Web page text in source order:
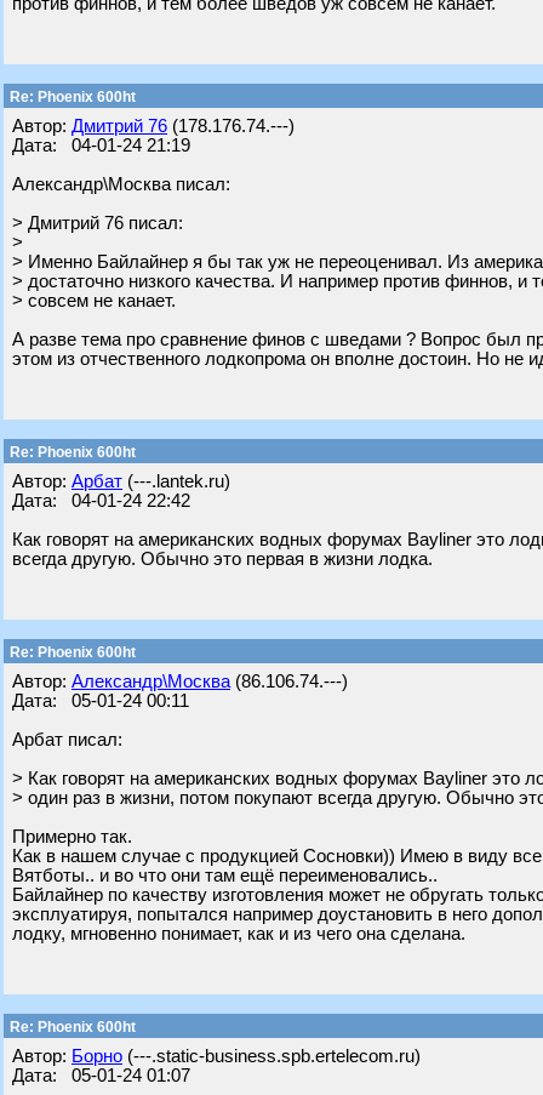
Re: Phoenix 600ht
Автор: Дмитрий 76 (178.176.74.---)
Дата: 04-01-24 21:19
Александр\Москва писал:
> Дмитрий 76 писал:
>
> Именно Байлайнер я бы так уж не переоценивал. Из
> достаточно низкого качества. И например против финнов,
> совсем не канает.
А разве тема про сравнение финов с шведами ? Вопрос был
этом из отчественного лодкопрома он вполне достоин. Но не
Re: Phoenix 600ht
Автор: Арбат (---.lantek.ru)
Дата: 04-01-24 22:42
Как говорят на американских водных форумах Baylinеr это
всегда другую. Обычно это первая в жизни лодка.
Re: Phoenix 600ht
Автор: Александр\Москва (86.106.74.---)
Дата: 05-01-24 00:11
Арбат писал:
> Как говорят на американских водных форумах Baylinеr это
> один раз в жизни, потом покупают всегда другую. Обычно
Примерно так.
Как в нашем случае с продукцией Сосновки)) Имею в виду
Вятботы.. и во что они там ещё переименовались..
Байлайнер по качеству изготовления может не обругать
эксплуатируя, попытался например доустановить в него
лодку, мгновенно понимает, как и из чего она сделана.
Re: Phoenix 600ht
Автор: Борно (---.static-business.spb.ertelecom.ru)
Дата: 05-01-24 01:07